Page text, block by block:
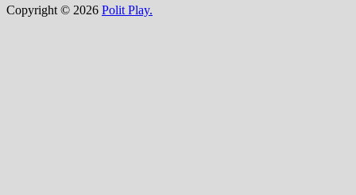
Copyright © 2026 Polit Play.